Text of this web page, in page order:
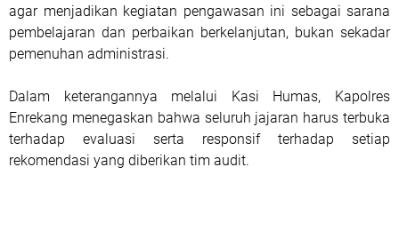
agar menjadikan kegiatan pengawasan ini sebagai sarana
pembelajaran dan perbaikan berkelanjutan, bukan sekadar
pemenuhan administrasi.
Dalam keterangannya melalui Kasi Humas, Kapolres
Enrekang menegaskan bahwa seluruh jajaran harus terbuka
terhadap evaluasi serta responsif terhadap setiap
rekomendasi yang diberikan tim audit.